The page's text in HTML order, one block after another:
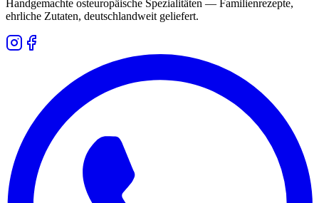
Handgemachte osteuropäische Spezialitäten — Familienrezepte,
ehrliche Zutaten, deutschlandweit geliefert.